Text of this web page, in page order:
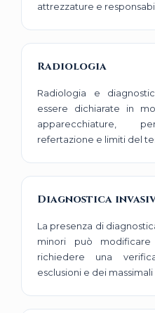
attrezzature e
Radiologia
Radiologia e
essere dichiarate in
apparecchiature,
refertazione e limiti del
Diagnostica
La presenza di
minori può
richiedere una
esclusioni e dei massimali